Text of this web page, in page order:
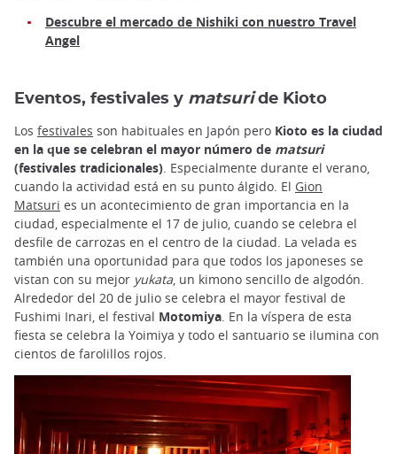
Descubre el mercado de Nishiki con nuestro Travel
Angel
Eventos, festivales y matsuride Kioto
Los festivales son habituales en Japón pero Kioto es la ciudad
en la que se celebran el mayor número de matsuri
(festivales tradicionales). Especialmente durante el verano,
cuando la actividad está en su punto álgido. El Gion
Matsuri es un acontecimiento de gran importancia en la
ciudad, especialmente el 17 de julio, cuando se celebra el
desfile de carrozas en el centro de la ciudad. La velada es
también una oportunidad para que todos los japoneses se
vistan con su mejor yukata, un kimono sencillo de algodón.
Alrededor del 20 de julio se celebra el mayor festival de
Fushimi Inari, el festival Motomiya. En la víspera de esta
fiesta se celebra la Yoimiya y todo el santuario se ilumina con
cientos de farolillos rojos.